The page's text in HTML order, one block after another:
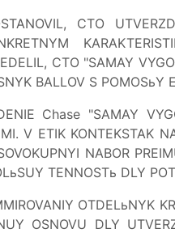
CTO
CTO "SAMAY
BALLOV S POMOSьY
Chase "SAMAY
V ETIK KONTEKSTAK
NABOR
TENNOSTь DLY
OTDELьNYK
OSNOVU DLY